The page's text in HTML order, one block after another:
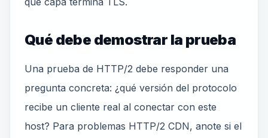
Qué debe demostrar la prueba
Una prueba de HTTP/2 debe responder una
pregunta concreta: ¿qué versión del protocolo
recibe un cliente real al conectar con este
host? Para problemas HTTP/2 CDN, anote si el